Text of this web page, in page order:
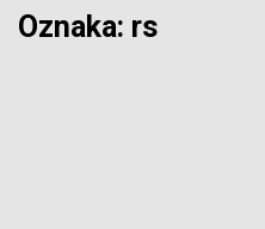
Oznaka: rs